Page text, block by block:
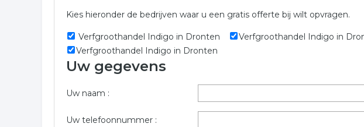
te vragen.
Vul onderstaand formulier zo volledig mogelijk in voor een gratis prijs
plaats Kampen . De bedrijven zijn gekoppeld aan groothandel in Kampen.
Trefwoorden:
groothandel producten kleding
Kies hieronder de bedrijven waar u een gratis offerte bij wilt opvragen.
Verfgroothandel Indigo in Dronten
Verfgroothandel Indigo in
Verfgroothandel Indigo in Dronten
Uw gegevens
Uw naam :
Uw telefoonnummer :